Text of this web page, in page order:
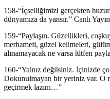
158-“İçselliğimizi gerçekten
dünyamıza da yansır.” Canlı
159-“Paylaşın. Güzellikleri,
merhameti, güzel kelimeleri,
alınamayacak ne varsa lütfen
160-“Yalnız değilsiniz. İçinizde
Dokunulmayan bir yeriniz var. O
geçirmek lazım…”